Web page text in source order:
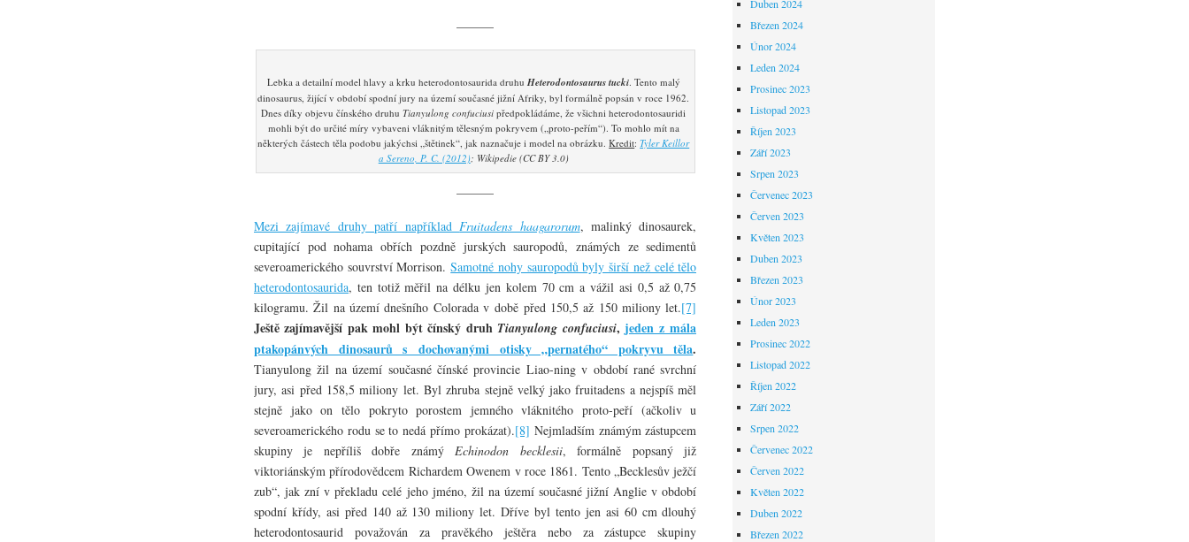
———
Lebka a detailní model hlavy a krku heterodontosaurida druhu Heterodontosaurus tucki. Tento malý
dinosaurus, žijící v období spodní jury na území současné jižní Afriky, byl formálně popsán v roce 1962.
Dnes díky objevu čínského druhuTianyulong confuciusi předpokládáme, že všichni heterodontosauridi
mohli být do určité míry vybaveni vláknitým tělesným pokryvem („proto-peřím“). To mohlo mít na
některých částech těla podobu jakýchsi „štětinek“, jak naznačuje i model na obrázku.Kredit:Tyler Keillor
a Sereno, P. C. (2012); Wikipedie (CC BY 3.0)
———
Mezi zajímavé druhy patří například Fruitadens haagarorum, malinký dinosaurek,
cupitající pod nohama obřích pozdně jurských sauropodů, známých ze sedimentů
severoamerického souvrství Morrison.Samotné nohy sauropodů byly širší než celé tělo
heterodontosaurida, ten totiž měřil na délku jen kolem 70 cm a vážil asi 0,5 až 0,75
kilogramu. Žil na území dnešního Colorada v době před 150,5 až 150 miliony let.[7]
Ještě zajímavější pak mohl být čínský druh Tianyulong confuciusi, jeden z mála
ptakopánvých dinosaurů s dochovanými otisky „pernatého“ pokryvu těla.
Tianyulong žil na území současné čínské provincie Liao-ning v období rané svrchní
jury, asi před 158,5 miliony let. Byl zhruba stejně velký jako fruitadens a nejspíš měl
stejně jako on tělo pokryto porostem jemného vláknitého proto-peří (ačkoliv u
severoamerického rodu se to nedá přímo prokázat).[8] Nejmladším známým zástupcem
skupiny je nepříliš dobře známý Echinodon becklesii, formálně popsaný již
viktoriánským přírodovědcem Richardem Owenem v roce 1861. Tento „Becklesův ježčí
zub“, jak zní v překladu celé jeho jméno, žil na území současné jižní Anglie v období
spodní křídy, asi před 140 až 130 miliony let. Dříve byl tento jen asi 60 cm dlouhý
heterodontosaurid považován za pravěkého ještěra nebo za zástupce skupiny
Duben 2024
Březen 2024
Únor 2024
Leden 2024
Prosinec 2023
Listopad 2023
Říjen 2023
Září 2023
Srpen 2023
Červenec 2023
Červen 2023
Květen 2023
Duben 2023
Březen 2023
Únor 2023
Leden 2023
Prosinec 2022
Listopad 2022
Říjen 2022
Září 2022
Srpen 2022
Červenec 2022
Červen 2022
Květen 2022
Duben 2022
Březen 2022